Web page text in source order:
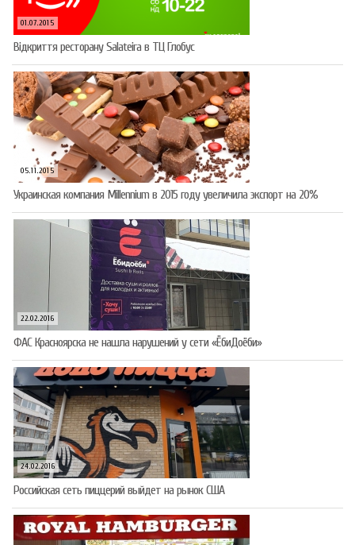
01.07.2015
Відкриття ресторану Salateirа в ТЦ Глобус
05.11.2015
Украинская компания Millennium в 2015 году увеличила экспорт на 20%
22.02.2016
ФАС Красноярска не нашла нарушений у сети «ЁбиДоёби»
24.02.2016
Российская сеть пиццерий выйдет на рынок США